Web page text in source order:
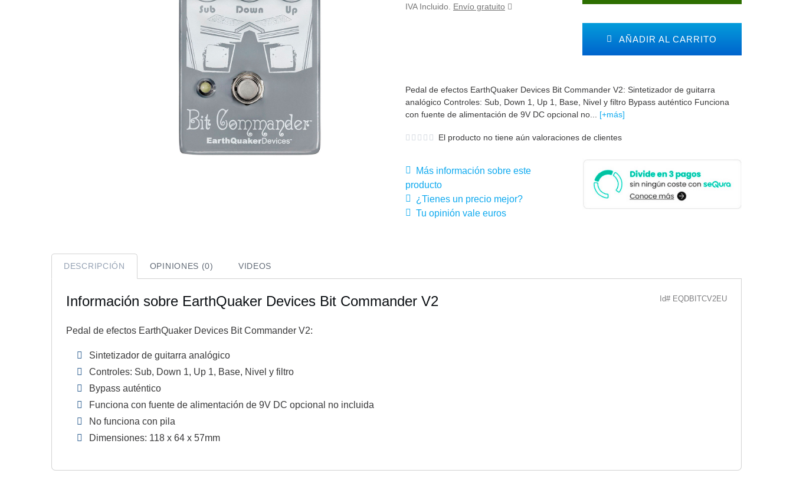
IVA Incluido. Envío gratuito
AÑADIR AL CARRITO
Pedal de efectos EarthQuaker Devices Bit Commander V2: Sintetizador de guitarra
analógico Controles: Sub, Down 1, Up 1, Base, Nivel y filtro Bypass auténtico Funciona
con fuente de alimentación de 9V DC opcional no... [+más]
El producto no tiene aún valoraciones de clientes
Más información sobre este
producto
¿Tienes un precio mejor?
Tu opinión vale euros
DESCRIPCIÓN OPINIONES (0) VIDEOS
Información sobre EarthQuaker Devices Bit Commander V2 Id# EQDBITCV2EU
Pedal de efectos EarthQuaker Devices Bit Commander V2:
Sintetizador de guitarra analógico
Controles: Sub, Down 1, Up 1, Base, Nivel y filtro
Bypass auténtico
Funciona con fuente de alimentación de 9V DC opcional no incluida
No funciona con pila
Dimensiones: 118 x 64 x 57mm